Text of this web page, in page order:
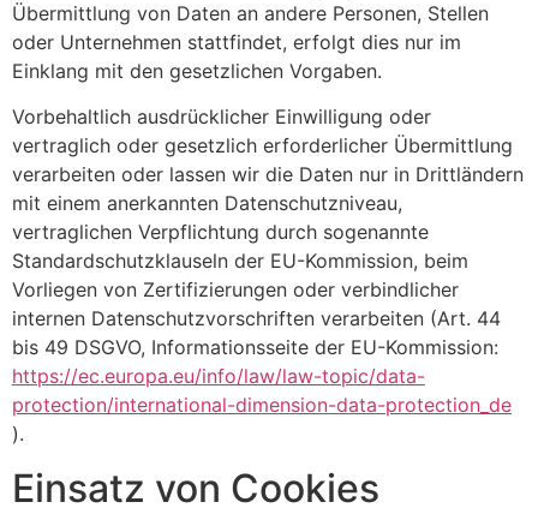
Übermittlung von Daten an andere Personen, Stellen
oder Unternehmen stattfindet, erfolgt dies nur im
Einklang mit den gesetzlichen Vorgaben.
Vorbehaltlich ausdrücklicher Einwilligung oder
vertraglich oder gesetzlich erforderlicher Übermittlung
verarbeiten oder lassen wir die Daten nur in Drittländern
mit einem anerkannten Datenschutzniveau,
vertraglichen Verpflichtung durch sogenannte
Standardschutzklauseln der EU-Kommission, beim
Vorliegen von Zertifizierungen oder verbindlicher
internen Datenschutzvorschriften verarbeiten (Art. 44
bis 49 DSGVO, Informationsseite der EU-Kommission:
https://ec.europa.eu/info/law/law-topic/data-
protection/international-dimension-data-protection_de
).
Einsatz von Cookies